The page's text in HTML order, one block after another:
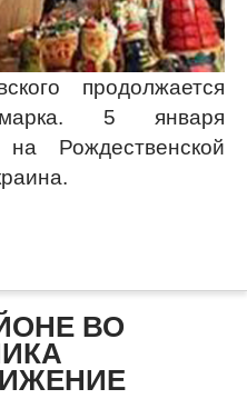
продолжается
5 января
Рождественской
ВО